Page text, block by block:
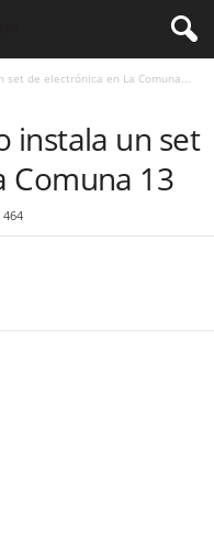
set de electrónica en La Comuna...
instala un set
Comuna 13
464